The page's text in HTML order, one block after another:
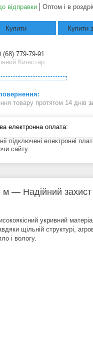
відправки Оптом і в
Купити Купити з
(68) 779-79-91
Київстар
товару протягом 14 днів
підключені електронні
сайту.
м — Надійний
укривний
щільній структурі,
і вологу.